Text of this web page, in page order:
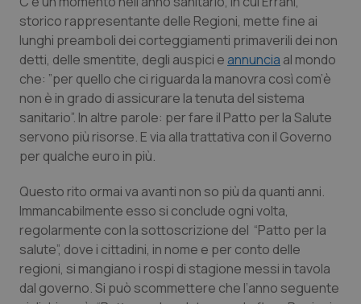
Professionisti Sanitari.AI
Abruzzo
Basilicata
Calabria
Campania
Emilia-Romagna
Friuli Venezia Giulia
QS Pro Gold
Artrite & artrosi
Asma & BPCO
Car-T
Colesterolo & coronaropatie
Dermatite Atopica
QS Club Newsletter
storico rappresentante delle Regioni, mette fine ai
lunghi preamboli dei corteggiamenti primaverili dei non
detti, delle smentite, degli auspici e annuncia al mondo
che: ”per quello che ci riguarda la manovra così com’è
non è in grado di assicurare la tenuta del sistema
sanitario”. In altre parole: per fare il Patto per la Salute
servono più risorse. E via alla trattativa con il Governo
per qualche euro in più.
Questo rito ormai va avanti non so più da quanti anni.
Immancabilmente esso si conclude ogni volta,
regolarmente con la sottoscrizione del “Patto per la
salute”, dove i cittadini, in nome e per conto delle
regioni, si mangiano i rospi di stagione messi in tavola
dal governo. Si può scommettere che l’anno seguente